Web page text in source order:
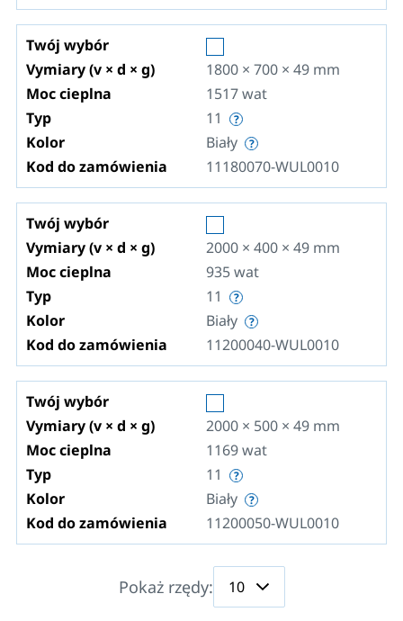
Twój wybór
Vymiary (v × d × g)
1800 × 700 × 49 mm
Moc cieplna
1517wat
Typ
11
Kolor
Biały
Kod do zamówienia
11180070-WUL0010
Twój wybór
Vymiary (v × d × g)
2000 × 400 × 49 mm
Moc cieplna
935wat
Typ
11
Kolor
Biały
Kod do zamówienia
11200040-WUL0010
Twój wybór
Vymiary (v × d × g)
2000 × 500 × 49 mm
Moc cieplna
1169wat
Typ
11
Kolor
Biały
Kod do zamówienia
11200050-WUL0010
Pokaż rzędy: